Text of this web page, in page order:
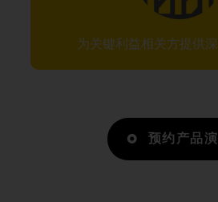
为关键利益相关方提供
预约产品